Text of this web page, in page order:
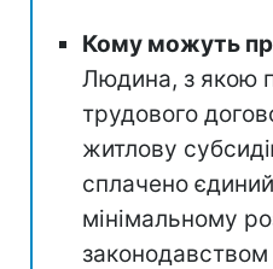
Кому можуть
Людина, з якою
трудового
житлову
сплачено
мінімальному
законодавством